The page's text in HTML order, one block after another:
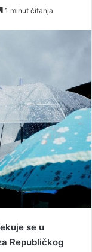
1 minut čitanja
se u
Republičkog